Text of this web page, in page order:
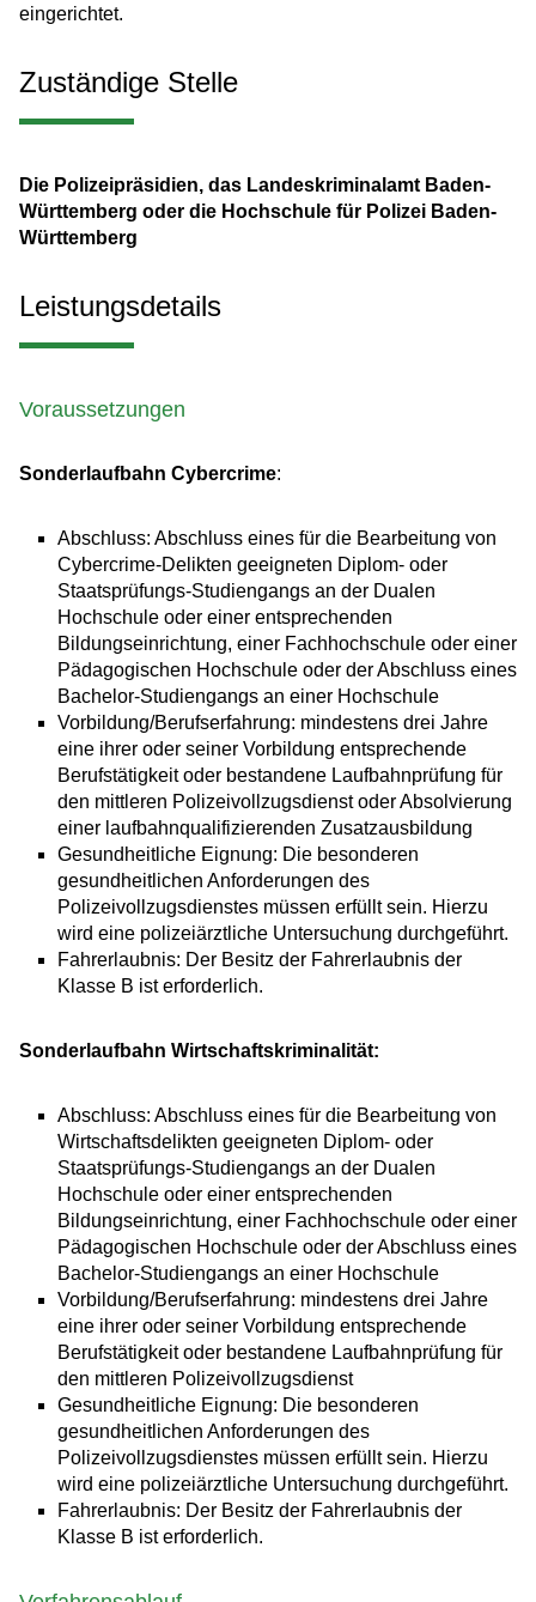
eingerichtet.
Zuständige Stelle
Die Polizeipräsidien, das Landeskriminalamt Baden-
Württemberg oder die Hochschule für Polizei Baden-
Württemberg
Leistungsdetails
Voraussetzungen
Sonderlaufbahn Cybercrime:
Abschluss: Abschluss eines für die Bearbeitung von
Cybercrime-Delikten geeigneten Diplom- oder
Staatsprüfungs-Studiengangs an der Dualen
Hochschule oder einer entsprechenden
Bildungseinrichtung, einer Fachhochschule oder einer
Pädagogischen Hochschule oder der Abschluss eines
Bachelor-Studiengangs an einer Hochschule
Vorbildung/Berufserfahrung: mindestens drei Jahre
eine ihrer oder seiner Vorbildung entsprechende
Berufstätigkeit oder bestandene Laufbahnprüfung für
den mittleren Polizeivollzugsdienst oder Absolvierung
einer laufbahnqualifizierenden Zusatzausbildung
Gesundheitliche Eignung: Die besonderen
gesundheitlichen Anforderungen des
Polizeivollzugsdienstes müssen erfüllt sein. Hierzu
wird eine polizeiärztliche Untersuchung durchgeführt.
Fahrerlaubnis: Der Besitz der Fahrerlaubnis der
Klasse B ist erforderlich.
Sonderlaufbahn Wirtschaftskriminalität:
Abschluss: Abschluss eines für die Bearbeitung von
Wirtschaftsdelikten geeigneten Diplom- oder
Staatsprüfungs-Studiengangs an der Dualen
Hochschule oder einer entsprechenden
Bildungseinrichtung, einer Fachhochschule oder einer
Pädagogischen Hochschule oder der Abschluss eines
Bachelor-Studiengangs an einer Hochschule
Vorbildung/Berufserfahrung: mindestens drei Jahre
eine ihrer oder seiner Vorbildung entsprechende
Berufstätigkeit oder bestandene Laufbahnprüfung für
den mittleren Polizeivollzugsdienst
Gesundheitliche Eignung: Die besonderen
gesundheitlichen Anforderungen des
Polizeivollzugsdienstes müssen erfüllt sein. Hierzu
wird eine polizeiärztliche Untersuchung durchgeführt.
Fahrerlaubnis: Der Besitz der Fahrerlaubnis der
Klasse B ist erforderlich.